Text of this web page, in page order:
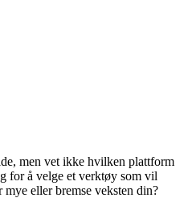
men vet ikke hvilken plattform
for å velge et verktøy som vil
eller bremse veksten din?